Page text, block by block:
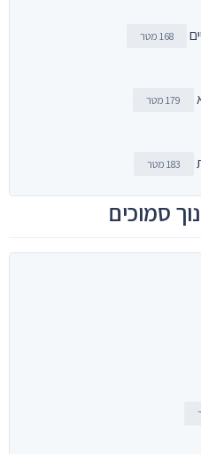
168 מטר
179 מטר
183 מטר
סמוכים